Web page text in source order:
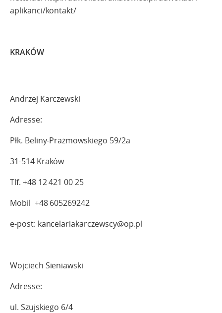
aplikanci/kontakt/
KRAKÓW
Andrzej Karczewski
Adresse:
Płk. Beliny-Prażmowskiego 59/2a
31-514 Kraków
Tlf. +48 12 421 00 25
Mobil +48 605269242
e-post: kancelariakarczewscy@op.pl
Wojciech Sieniawski
Adresse:
ul. Szujskiego 6/4